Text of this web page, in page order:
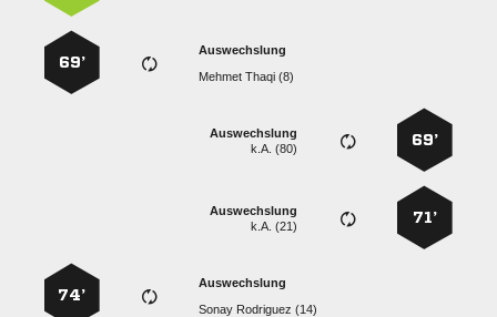
Auswechslung
  
69’
69’
Auswechslung
k.A. (80)
71’
Auswechslung
k.A. (21)
Auswechslung
  
74’